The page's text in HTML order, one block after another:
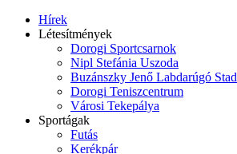
Hírek
Létesítmények
Dorogi Sportcsarnok
Nipl Stefánia Uszoda
Buzánszky Jenő Labdarúgó
Dorogi Teniszcentrum
Városi Tekepálya
Sportágak
Futás
Kerékpár